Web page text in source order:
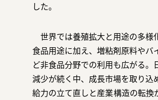
した。
世界では養殖拡大と用途の多様
食品用途に加え、増粘剤原料やバ
ど非食品分野での利用も広がる。
減少が続く中、成長市場を取り込
給力の立て直しと産業構造の転換